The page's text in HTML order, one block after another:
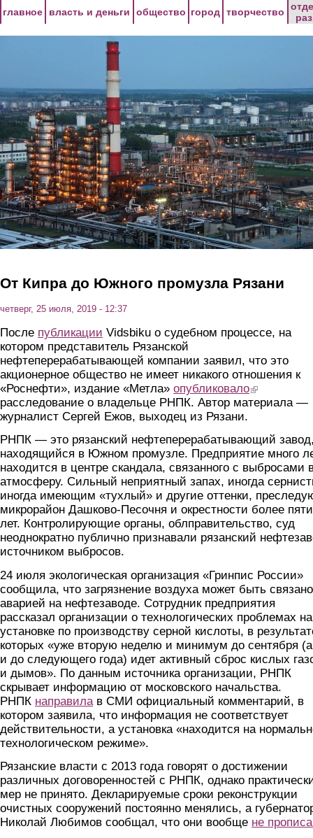
главное власть и деньги общество город творчество
От Кипра до Южного промузла Рязани
четверг, 25 июля, 2019 - 12:37
После публикации Vidsbiku о судебном процессе, на
котором представитель Рязанской
нефтеперерабатывающей компании заявил, что это
акционерное общество не имеет никакого отношения к
«Роснефти», издание «Метла» опубликовало(link is external)
расследование о владельце РНПК. Автор материала —
журналист Сергей Ежов, выходец из Рязани.
РНПК — это рязанский нефтеперерабатывающий
находящийся в Южном промузле. Предприятие много
находится в центре скандала, связанного с выбросами
атмосферу. Сильный неприятный запах, иногда
иногда имеющим «тухлый» и другие оттенки,
микрорайон Дашково-Песочня и окрестности более пяти
лет. Контролирующие органы, облправительство, суд
неоднократно публично признавали рязанский
источником выбросов.
24 июля экологическая организация «Гринпис России»
сообщила, что загрязнение воздуха может быть
аварией на нефтезаводе. Сотрудник предприятия
рассказал организации о технологических проблемах на
установке по производству серной кислоты, в
которых «уже вторую неделю и минимум до сентября
и до следующего года) идет активный сброс кислых
и дымов». По данным источника организации, РНПК
скрывает информацию от московского начальства.
РНПК направила в СМИ официальный комментарий, в
котором заявила, что информация не соответствует
действительности, а установка «находится на
технологическом режиме».
Рязанские власти с 2013 года говорят о достижении
различных договоренностей с РНПК, однако
мер не принято. Декларируемые сроки реконструкции
очистных сооружений постоянно менялись, а
Николай Любимов сообщал, что они вообще не